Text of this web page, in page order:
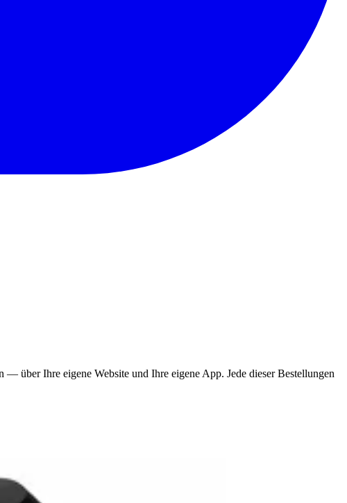
über Ihre eigene Website und Ihre eigene App. Jede dieser Bestellungen